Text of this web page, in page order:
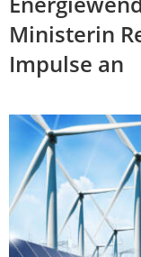
Ministerin
Impulse an